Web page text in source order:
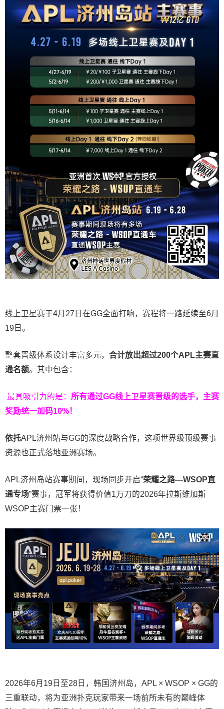
线上卫星赛于4月27日在GG全面打响，赛程将一路延续至6月
19日。
整套晋级体系设计丰富多元， 合计放出超过200个APL主赛直
通名额。其中包含：
最具吸引力的是： 所有通过GG线上卫星赛晋级的选手，主赛
奖励统一加码10%！
依托APL济州站与GG的深度战略合作，这项世界级顶级赛事
资源也正式落地亚洲赛场。
APL济州岛站赛事期间，现场同步开启“荣耀之路—WSOP直
通专场”赛事，冠军将获得价值1万刀的2026年拉斯维加斯
WSOP主赛门票一张！
2026年6月19日至28日，韩国济州岛，APL × WSOP × GG的
三重联动，将为亚洲扑克玩家带来一场前所未有的巅峰体